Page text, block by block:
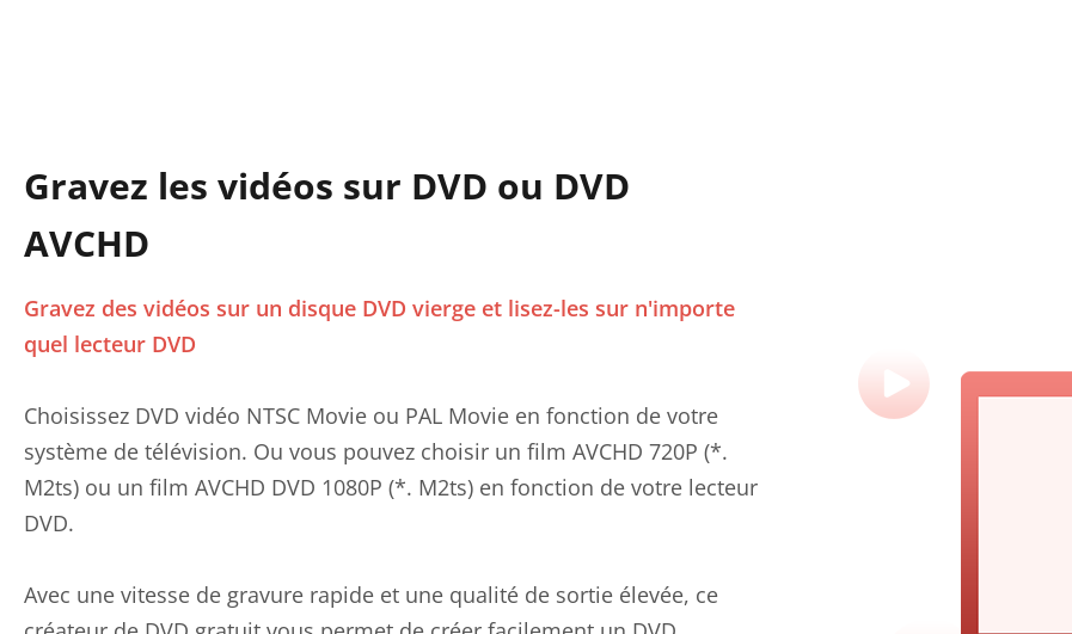
Gravez les vidéos sur DVD ou DVD
AVCHD
Gravez des vidéos sur un disque DVD vierge et lisez-les sur n'importe
quel lecteur DVD
Choisissez DVD vidéo NTSC Movie ou PAL Movie en fonction de votre
système de télévision. Ou vous pouvez choisir un film AVCHD 720P (*.
M2ts) ou un film AVCHD DVD 1080P (*. M2ts) en fonction de votre lecteur
DVD.
Avec une vitesse de gravure rapide et une qualité de sortie élevée, ce